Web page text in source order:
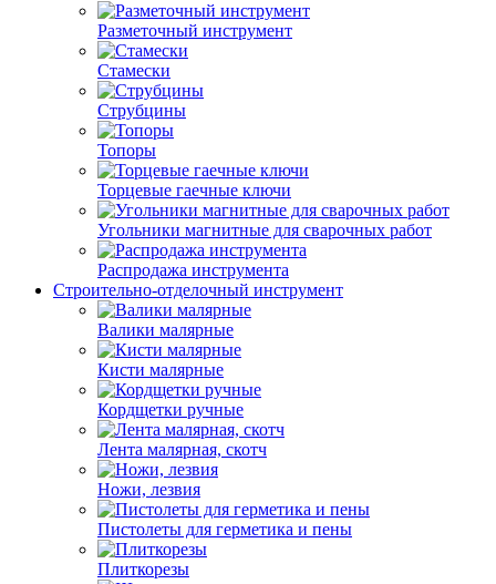
Разметочный инструмент
Стамески
Струбцины
Топоры
Торцевые гаечные ключи
Угольники магнитные для сварочных работ
Распродажа инструмента
Строительно-отделочный инструмент
Валики малярные
Кисти малярные
Кордщетки ручные
Лента малярная, скотч
Ножи, лезвия
Пистолеты для герметика и пены
Плиткорезы